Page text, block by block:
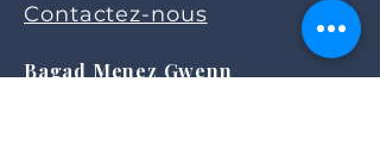
Contactez-nous
Bagad Menez Gwenn